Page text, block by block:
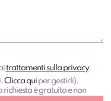
trattamenti sulla privacy.
Clicca quiper gestirli).
richiesta è gratuita e non